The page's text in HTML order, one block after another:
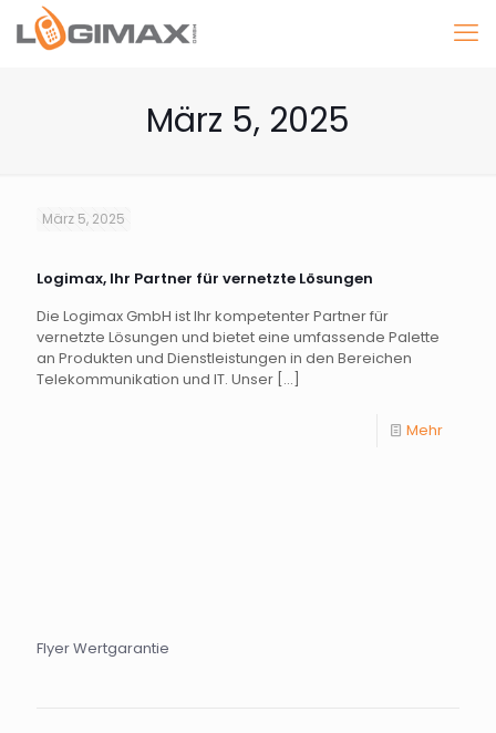
März 5, 2025
März 5, 2025
Logimax, Ihr Partner für vernetzte Lösungen
Die Logimax GmbH ist Ihr kompetenter Partner für
vernetzte Lösungen und bietet eine umfassende Palette
an Produkten und Dienstleistungen in den Bereichen
Telekommunikation und IT. Unser […]
Mehr
Flyer Wertgarantie